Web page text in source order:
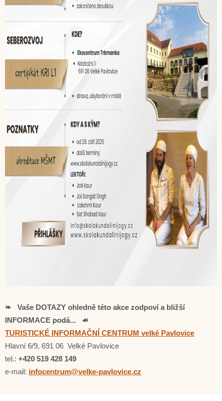
❧ Vaše DOTAZY ohledně této akce zodpoví a bližší
INFORMACE podá... ☙
TURISTICKÉ INFORMAČNÍ CENTRUM velké Pavlovice
Hlavní 6/9, 691 06 Velké Pavlovice
tel.: +420 519 428 149
e-mail: infocentrum@velke-pavlovice.cz